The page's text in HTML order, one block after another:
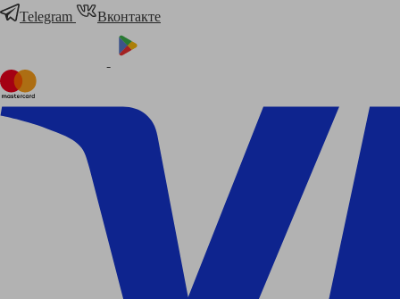
Telegram
Вконтакте